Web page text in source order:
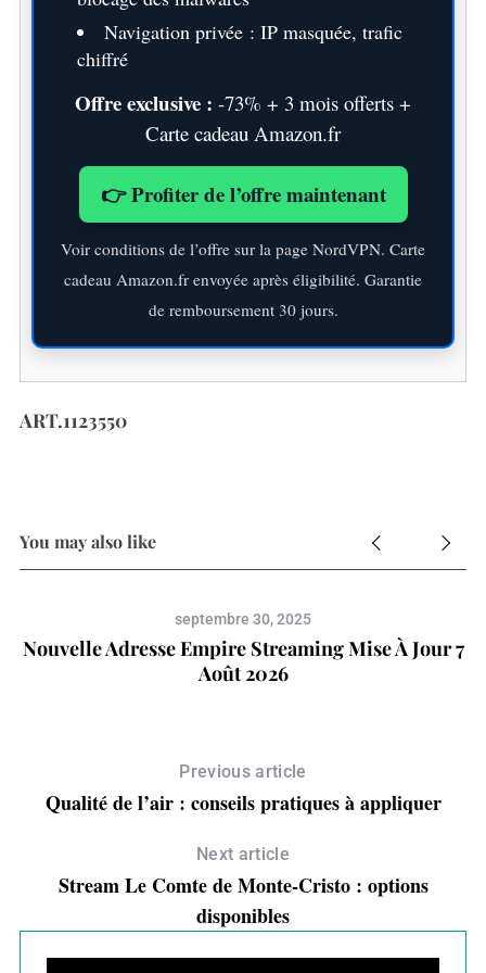
Navigation privée : IP masquée, trafic
chiffré
Offre exclusive : -73% + 3 mois offerts +
Carte cadeau Amazon.fr
👉 Profiter de l’offre maintenant
Voir conditions de l’offre sur la page NordVPN. Carte
cadeau Amazon.fr envoyée après éligibilité. Garantie
de remboursement 30 jours.
ART.1123550
You may also like
septembre 30, 2025
Nouvelle Adresse Empire Streaming Mise À Jour 7
Août 2026
Previous article
Qualité de l’air : conseils pratiques à appliquer
Next article
Stream Le Comte de Monte-Cristo : options
disponibles